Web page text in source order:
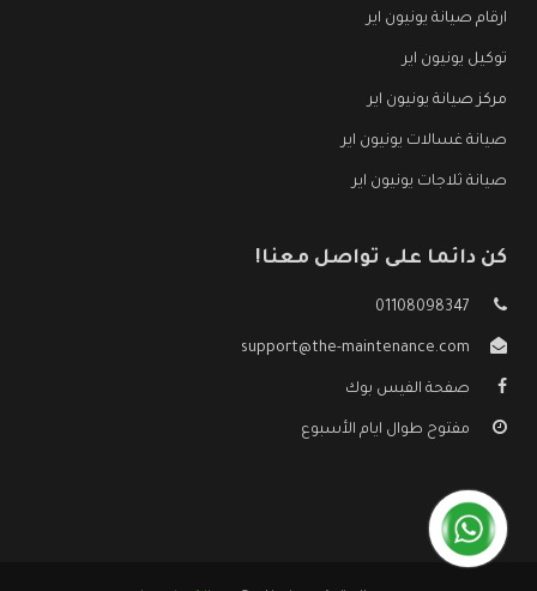
ارقام صيانة يونيون اير
توكيل يونيون اير
مركز صيانة يونيون اير
صيانة غسالات يونيون اير
صيانة ثلاجات يونيون اير
كن دائما على تواصل معنا!
01108098347
support@the-maintenance.com
صفحة الفيس بوك
مفتوح طوال ايام الأسبوع